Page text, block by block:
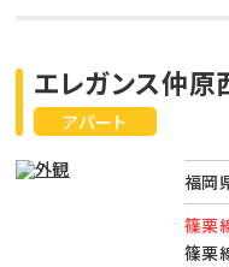
アパート
エレガンス仲原
福岡
篠栗
篠栗